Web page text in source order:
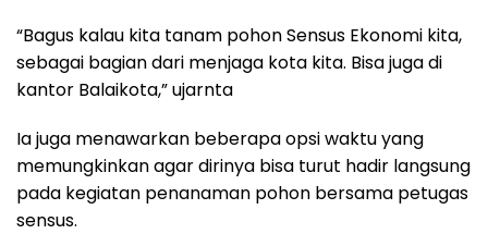
“Bagus kalau kita tanam pohon Sensus Ekonomi kita,
sebagai bagian dari menjaga kota kita. Bisa juga di
kantor Balaikota,” ujarnta
Ia juga menawarkan beberapa opsi waktu yang
memungkinkan agar dirinya bisa turut hadir langsung
pada kegiatan penanaman pohon bersama petugas
sensus.